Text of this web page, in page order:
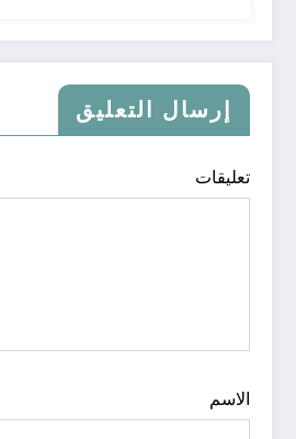
إرسال التعليق
تعليقات
الاسم